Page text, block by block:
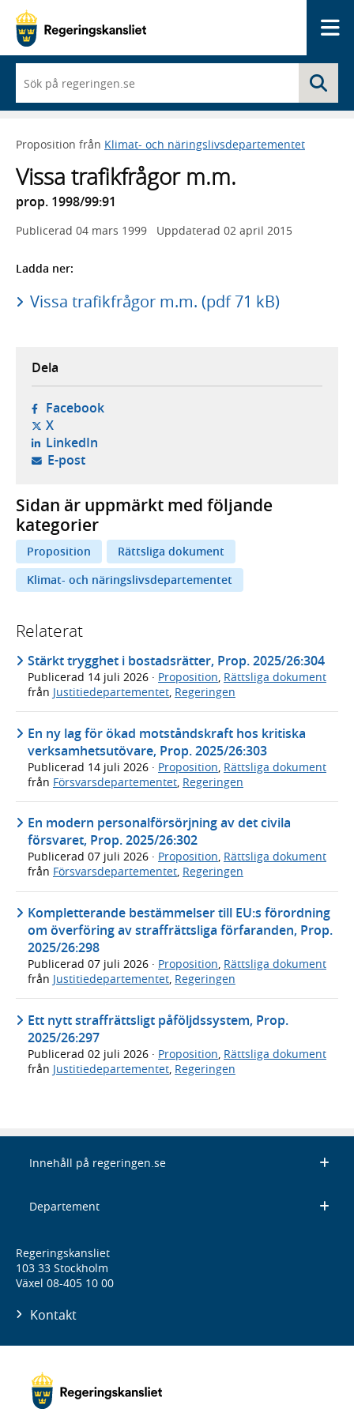
du
börjar
skriva
framträder
lista
med
sökförslag
Proposition från Klimat- och näringslivsdepartementet
Vissa trafikfrågor m.m.
prop. 1998/99:91
Publicerad 04 mars 1999 Uppdaterad 02 april 2015
Ladda ner:
Vissa trafikfrågor m.m. (pdf 71 kB)
Dela
Facebook- öppnas i ny flik, extern webbplats,
X- öppnas i ny flik, extern webbplats,
LinkedIn- öppnas i ny flik, extern webbplats,
E-post- öppnar din e-postklient,
Sidan är uppmärkt med följande
kategorier
Proposition
Rättsliga dokument
Klimat- och näringslivsdepartementet
Relaterat
Stärkt trygghet i bostadsrätter, Prop. 2025/26:304
Publicerad 14 juli 2026 · Proposition, Rättsliga dokument
från Justitiedepartementet, Regeringen
En ny lag för ökad motståndskraft hos kritiska
verksamhetsutövare, Prop. 2025/26:303
Publicerad 14 juli 2026 · Proposition Rättsliga dokument
från Försvarsdepartementet Regeringen
En modern personalförsörjning av det civila
försvaret, Prop. 2025/26:302
Publicerad 07 juli 2026 · Proposition, Rättsliga dokument
från Försvarsdepartementet, Regeringen
Kompletterande bestämmelser till EU:s förordning
om överföring av straffrättsliga förfaranden, Prop.
2025/26:298
Publicerad 07 juli 2026 · Proposition, Rättsliga dokument
från Justitiedepartementet, Regeringen
Ett nytt straffrättsligt påföljdssystem, Prop.
2025/26:297
Publicerad 02 juli 2026 · Proposition Rättsliga dokument
från Justitiedepartementet Regeringen
Innehåll på regeringen.se
Departement
Regeringskansliet
103 33 Stockholm
Växel 08-405 10 00
Kontakt